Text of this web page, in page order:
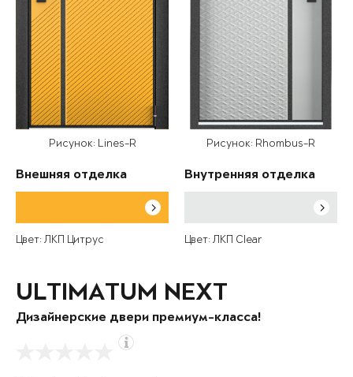
Рисунок: Lines-R
Внешняя отделка
Цвет: ЛКП Цитрус
Рисунок: Rhombus-R
Внутренняя отделка
Цвет: ЛКП Clear
ULTIMATUM NEXT
Дизайнерские двери премиум-класса!